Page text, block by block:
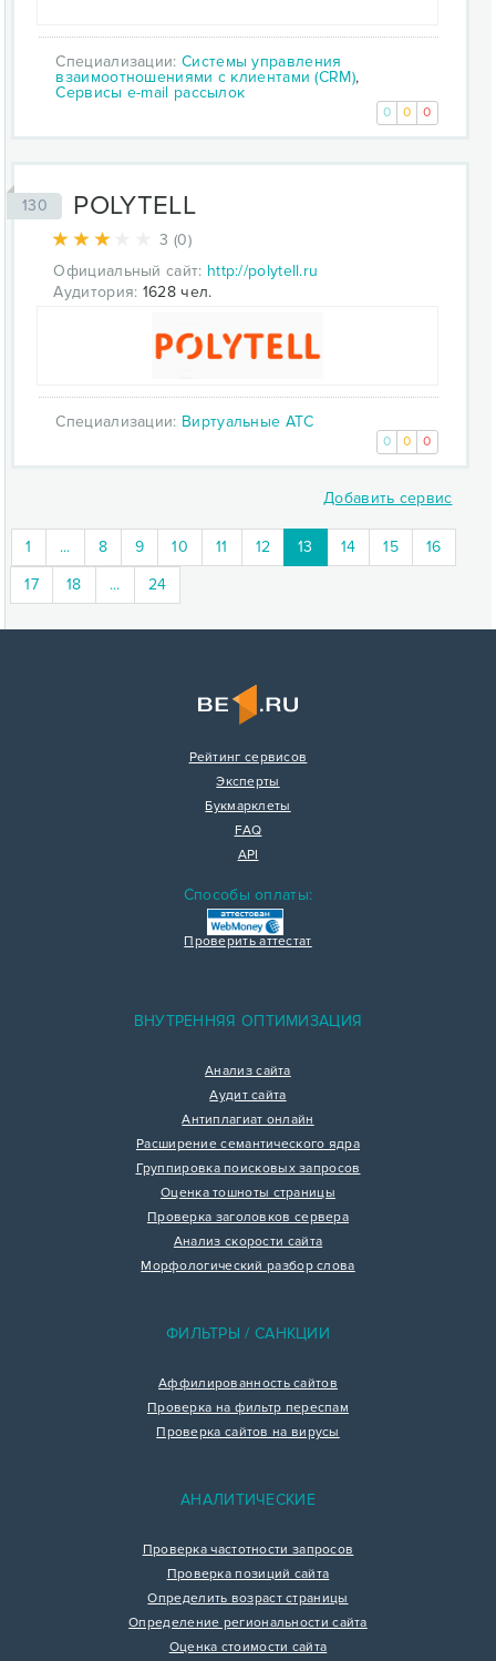
Специализации: Системы управления
взаимоотношениями с клиентами (CRM),
Сервисы e-mail рассылок
0 0 0
130 POLYTELL
3 (0)
Официальный сайт: http://polytell.ru
Аудитория: 1628 чел.
Специализации: Виртуальные АТС
0 0 0
Добавить сервис
1 ... 8 9 10 11 12 13 (current)
14 15
16
17
18 ... 24
Рейтинг сервисов
Эксперты
Букмарклеты
FAQ
API
Способы оплаты:
Проверить аттестат
ВНУТРЕННЯЯ ОПТИМИЗАЦИЯ
Анализ сайта
Аудит сайта
Антиплагиат онлайн
Расширение семантического ядра
Группировка поисковых запросов
Оценка тошноты страницы
Проверка заголовков сервера
Анализ скорости сайта
Морфологический разбор слова
ФИЛЬТРЫ / САНКЦИИ
Аффилированность сайтов
Проверка на фильтр переспам
Проверка сайтов на вирусы
АНАЛИТИЧЕСКИЕ
Проверка частотности запросов
Проверка позиций сайта
Определить возраст страницы
Определение региональности сайта
Оценка стоимости сайта